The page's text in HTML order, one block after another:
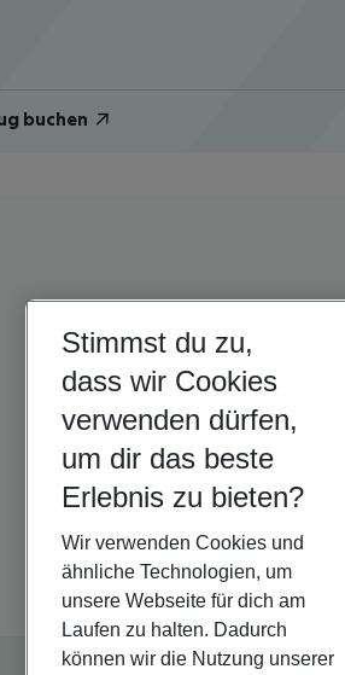
buchen
Stimmst du zu,
dass wir Cookies
verwenden dürfen,
um dir das beste
Erlebnis zu bieten?
Wir verwenden Cookies und
ähnliche Technologien, um
unsere Webseite für dich am
Laufen zu halten. Dadurch
können wir die Nutzung unserer